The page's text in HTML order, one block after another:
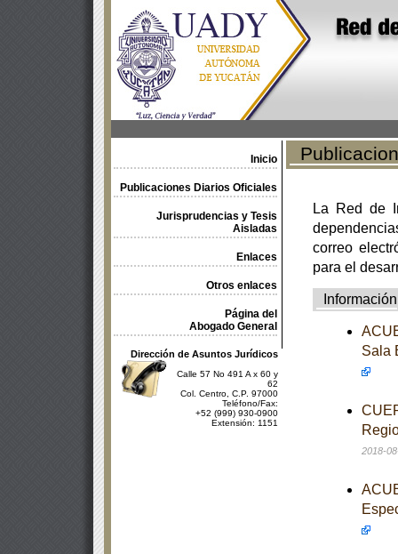
Inicio
Publicaciones Diarios Oficiales
Jurisprudencias y Tesis
Aisladas
Enlaces
Otros enlaces
Página del
Abogado General
Dirección de Asuntos Jurídicos
Calle 57 No 491 A x 60 y
62
Col. Centro, C.P. 97000
Teléfono/Fax:
+52 (999) 930-0900
Extensión: 1151
La Red de
correo
para el
Información
Sala
2018-